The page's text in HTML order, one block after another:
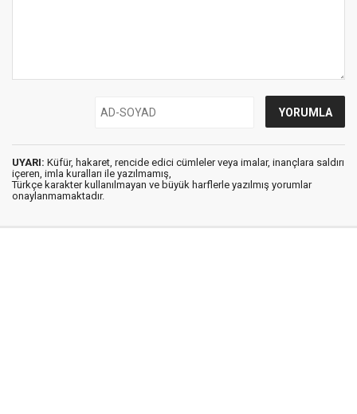
UYARI: Küfür, hakaret, rencide edici cümleler veya imalar, inançlara saldırı
içeren, imla kuralları ile yazılmamış,
Türkçe karakter kullanılmayan ve büyük harflerle yazılmış yorumlar
onaylanmamaktadır.